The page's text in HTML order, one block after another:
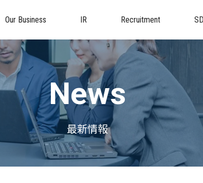
Our Business IR Recruitment
News
最新情報